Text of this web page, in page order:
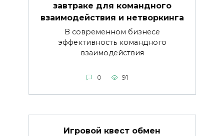
завтраке для командного
взаимодействия и нетворкинга
В современном бизнесе
эффективность командного
взаимодействия
0 91
Игровой квест обмен